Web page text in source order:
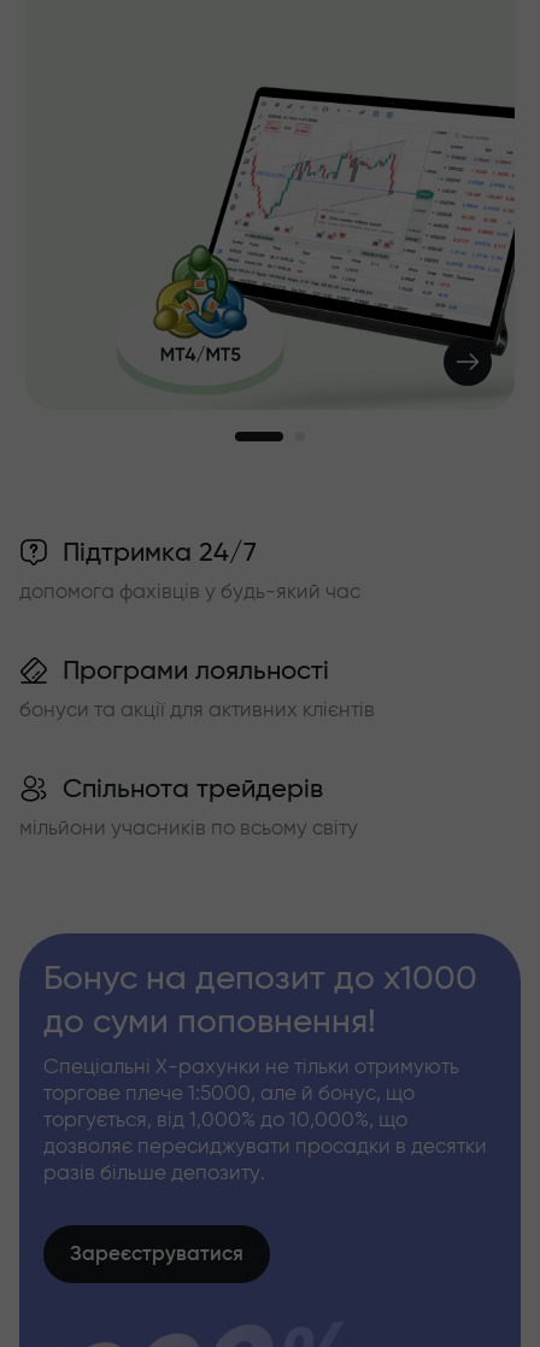
Підтримка 24/7
допомога фахівців у будь-який час
Програми лояльності
бонуси та акції для активних клієнтів
Спільнота трейдерів
мільйони учасників по всьому світу
Бонус на депозит до х1000
до суми поповнення!
Спеціальні Х-рахунки не тільки отримують
торгове плече 1:5000, але й бонус, що
торгується, від 1,000% до 10,000%, що
дозволяє пересиджувати просадки в десятки
разів більше депозиту.
Зареєструватися